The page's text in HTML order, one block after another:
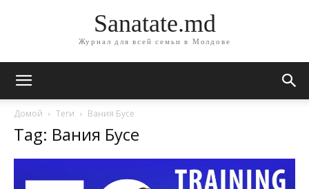
Sanatate.md
Журнал для всей семьи в Молдове
Домой Теги Вания Бусе
Tag: Вания Бусе